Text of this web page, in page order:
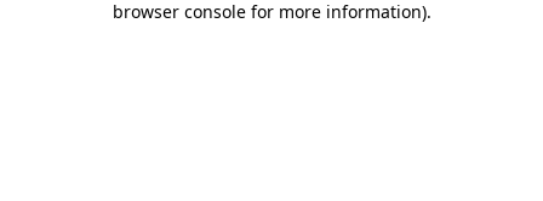
browser console for more information).